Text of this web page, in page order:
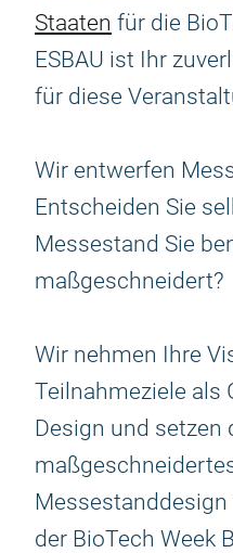
Staaten für die
ESBAU ist Ihr
für diese
Wir entwerfen
Entscheiden Sie
Messestand Sie
maßgeschneidert?
Wir nehmen Ihre
Teilnahmeziele als
Design und setzen
der BioTech Week